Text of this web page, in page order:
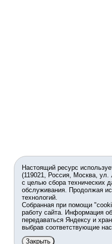
Настоящий ресурс
(119021, Россия, Москва,
с целью сбора технических
обслуживания. Продолжая
технологий.
Собранная при помощи
работу сайта. Информация
передаваться Яндексу и
выбрав соответствующие
Закрыть